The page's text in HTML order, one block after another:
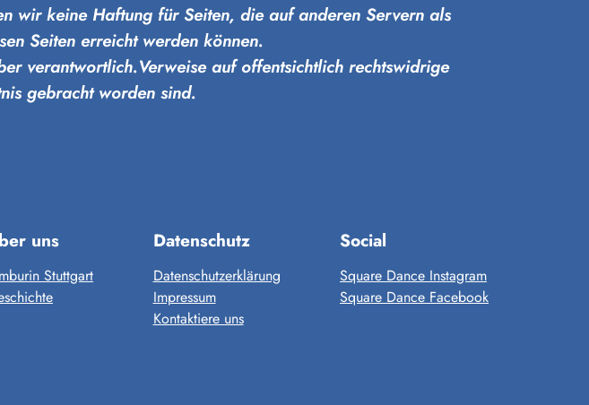
wir keine Haftung für Seiten, die auf anderen Servern als
Seiten erreicht werden können.
verantwortlich.Verweise auf offentsichtlich rechtswidrige
gebracht worden sind.
uns
Stuttgart
Datenschutz
Datenschutzerklärung
Impressum
Kontaktiere uns
Social
Square Dance Instagram
Square Dance Facebook